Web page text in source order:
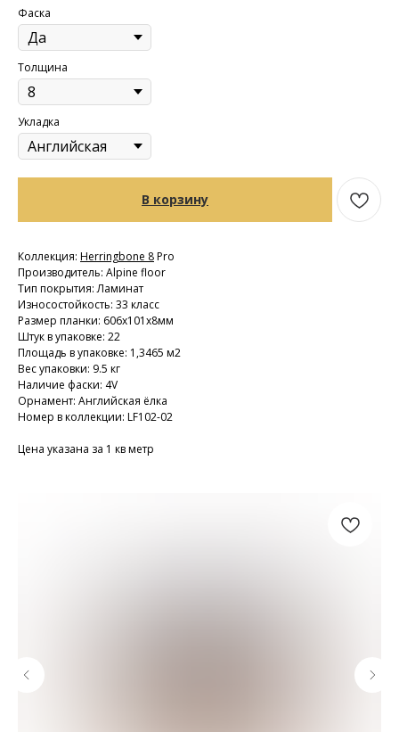
Фаска
Толщина
Укладка
В корзину
Коллекция: Herringbone 8Pro
Производитель: Alpine floor
Тип покрытия: Ламинат
Износостойкость: 33 класс
Размер планки: 606х101х8мм
Штук в упаковке: 22
Площадь в упаковке: 1,3465 м2
Вес упаковки: 9.5 кг
Наличие фаски: 4V
Орнамент: Английская ёлка
Номер в коллекции: LF102-02
Цена указана за 1 кв метр